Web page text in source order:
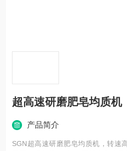
超高速研磨肥皂均质机
产品简介
SGN超高速研磨肥皂均质机，转速